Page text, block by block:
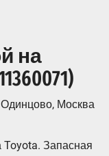
на
Москва
Toyota. Запасная